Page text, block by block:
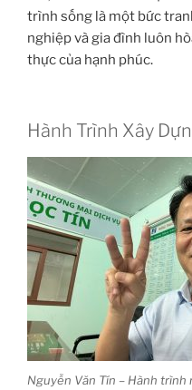
trình sống là một bức
nghiệp và gia đình luôn
thực của hạnh phúc.
Hành Trình Xây
Nguyễn Văn Tín – Hành trình